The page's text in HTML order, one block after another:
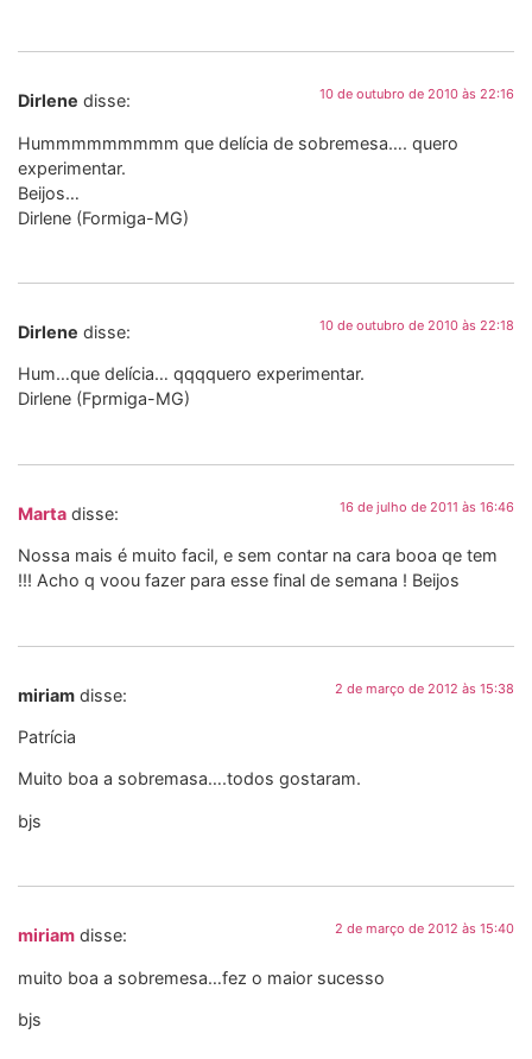
Dirlene disse: 10 de outubro de 2010 às 22:16
Hummmmmmmmm que delícia de sobremesa…. quero
experimentar.
Beijos…
Dirlene (Formiga-MG)
Dirlene disse: 10 de outubro de 2010 às 22:18
Hum…que delícia… qqqquero experimentar.
Dirlene (Fprmiga-MG)
Marta disse: 16 de julho de 2011 às 16:46
Nossa mais é muito facil, e sem contar na cara booa qe tem
!!! Acho q voou fazer para esse final de semana ! Beijos
miriam disse: 2 de março de 2012 às 15:38
Patrícia
Muito boa a sobremasa….todos gostaram.
bjs
miriam disse: 2 de março de 2012 às 15:40
muito boa a sobremesa…fez o maior sucesso
bjs